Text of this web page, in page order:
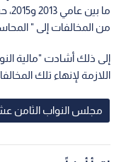
ما
من المخالفات إلى "
إلى ذلك أشادت "مالية
اللازمة لإنهاء تلك
مجلس النواب الثامن